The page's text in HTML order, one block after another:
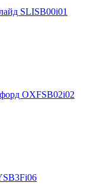
SLISB00i01
OXFSB02i02